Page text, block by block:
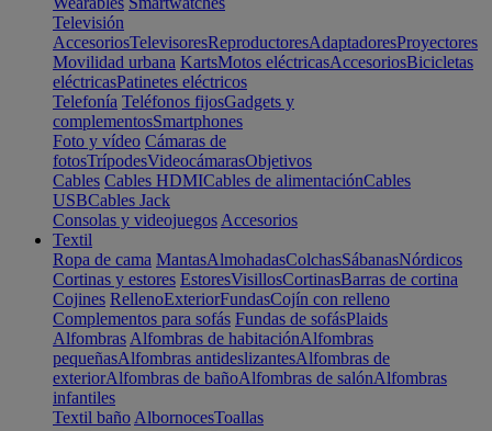
Televisión
AccesoriosTelevisoresReproductoresAdaptadoresProyectores
Movilidad urbana KartsMotos eléctricasAccesoriosBicicletas
eléctricasPatinetes eléctricos
Telefonía Teléfonos fijosGadgets y
complementosSmartphones
Foto y vídeo Cámaras de
fotosTrípodesVideocámarasObjetivos
Cables Cables HDMICables de alimentaciónCables
USBCables Jack
Consolas y videojuegos Accesorios
Textil
Ropa de cama MantasAlmohadasColchasSábanasNórdicos
Cortinas y estores EstoresVisillosCortinasBarras de cortina
Cojines RellenoExteriorFundasCojín con relleno
Complementos para sofás Fundas de sofásPlaids
Alfombras Alfombras de habitaciónAlfombras
pequeñasAlfombras antideslizantesAlfombras de
exteriorAlfombras de bañoAlfombras de salónAlfombras
infantiles
Textil baño AlbornocesToallas